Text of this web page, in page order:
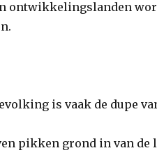
ontwikkelingslanden
is vaak de dupe
pikken grond in van de